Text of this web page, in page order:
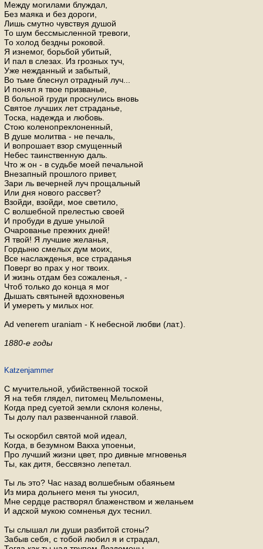
Между могилами блуждал,
Без маяка и без дороги,
Лишь смутно чувствуя душой
То шум бессмысленной тревоги,
То холод бездны роковой.
Я изнемог, борьбой убитый,
И пал в слезах. Из грозных туч,
Уже нежданный и забытый,
Во тьме блеснул отрадный луч...
И понял я твое призванье,
В больной груди проснулись вновь
Святое лучших лет страданье,
Тоска, надежда и любовь.
Стою коленопреклоненный,
В душе молитва - не печаль,
И вопрошает взор смущенный
Небес таинственную даль.
Что ж он - в судьбе моей печальной
Внезапный прошлого привет,
Зари ль вечерней луч прощальный
Или дня нового рассвет?
Взойди, взойди, мое светило,
С волшебной прелестью своей
И пробуди в душе унылой
Очарованье прежних дней!
Я твой! Я лучшие желанья,
Гордыню смелых дум моих,
Все наслажденья, все страданья
Поверг во прах у ног твоих.
И жизнь отдам без сожаленья, -
Чтоб только до конца я мог
Дышать святыней вдохновенья
И умереть у милых ног.
Ad venerem uraniam - К небесной любви (лат.).
1880-е годы
Katzenjammer
С мучительной, убийственной тоской
Я на тебя глядел, питомец Мельпомены,
Когда пред суетой земли склоня колены,
Ты долу пал развенчанной главой.
Ты оскорбил святой мой идеал,
Когда, в безумном Вакха упоеньи,
Про лучший жизни цвет, про дивные мгновенья
Ты, как дитя, бессвязно лепетал.
Ты ль это? Час назад волшебным обаяньем
Из мира дольнего меня ты уносил,
Мне сердце растворял блаженством и желаньем
И адской мукою сомненья дух теснил.
Ты слышал ли души разбитой стоны?
Забыв себя, с тобой любил я и страдал,